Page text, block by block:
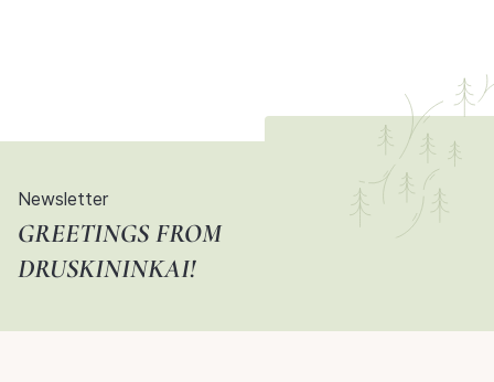
Newsletter
GREETINGS FROM
DRUSKININKAI!